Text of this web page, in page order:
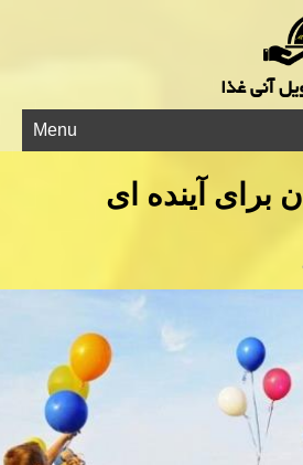
آنی غذا
Menu
برای آینده ای